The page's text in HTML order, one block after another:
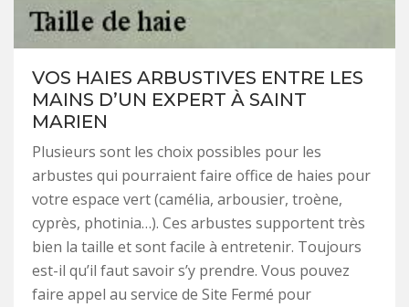
VOS HAIES ARBUSTIVES ENTRE LES
MAINS D’UN EXPERT À SAINT
MARIEN
Plusieurs sont les choix possibles pour les
arbustes qui pourraient faire office de haies pour
votre espace vert (camélia, arbousier, troène,
cyprès, photinia…). Ces arbustes supportent très
bien la taille et sont facile à entretenir. Toujours
est-il qu’il faut savoir s’y prendre. Vous pouvez
faire appel au service de Site Fermé pour